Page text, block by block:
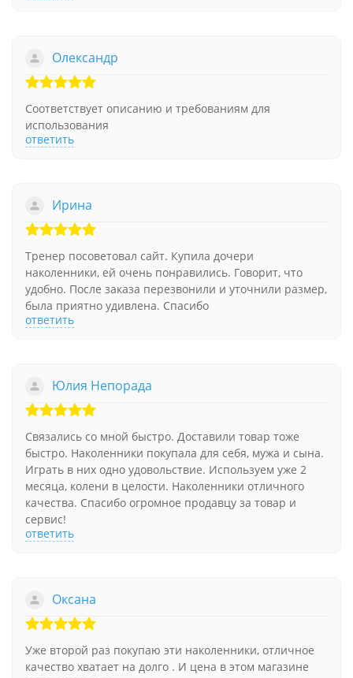
Олександр
Соответствует описанию и требованиям для
использования
ответить
Ирина
Тренер посоветовал сайт. Купила дочери
наколенники, ей очень понравились. Говорит, что
удобно. После заказа перезвонили и уточнили размер,
была приятно удивлена. Спасибо
ответить
Юлия Непорада
Связались со мной быстро. Доставили товар тоже
быстро. Наколенники покупала для себя, мужа и сына.
Играть в них одно удовольствие. Используем уже 2
месяца, колени в целости. Наколенники отличного
качества. Спасибо огромное продавцу за товар и
сервис!
ответить
Оксана
Уже второй раз покупаю эти наколенники, отличное
качество хватает на долго . И цена в этом магазине